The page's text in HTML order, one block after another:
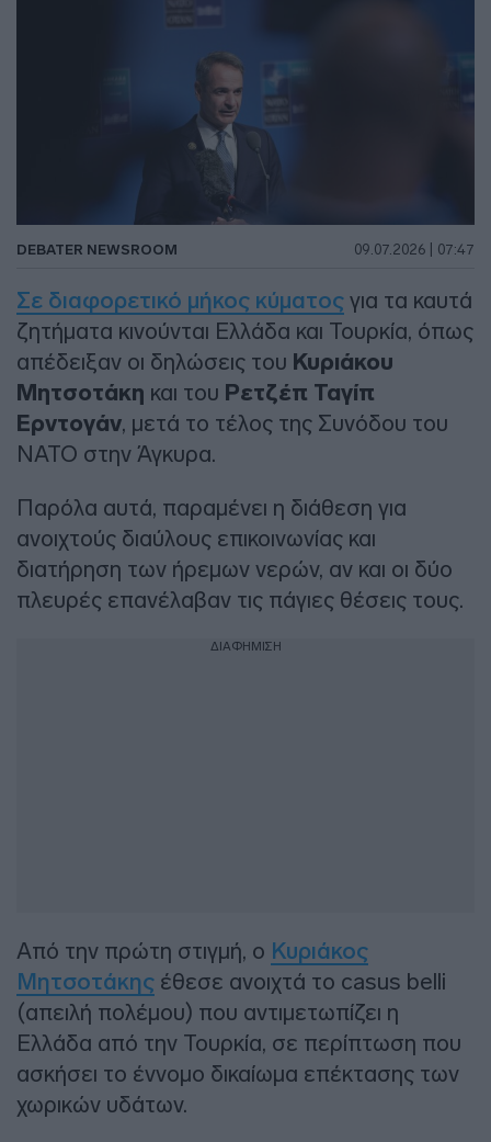
DEBATER NEWSROOM 09.07.2026 | 07:47
Σε διαφορετικό μήκος κύματος για τα καυτά
ζητήματα κινούνται Ελλάδα και Τουρκία, όπως
απέδειξαν οι δηλώσεις του Κυριάκου
Μητσοτάκη και του Ρετζέπ Ταγίπ
Ερντογάν, μετά το τέλος της Συνόδου του
ΝΑΤΟ στην Άγκυρα.
Παρόλα αυτά, παραμένει η διάθεση για
ανοιχτούς διαύλους επικοινωνίας και
διατήρηση των ήρεμων νερών, αν και οι δύο
πλευρές επανέλαβαν τις πάγιες θέσεις τους.
ΔΙΑΦΗΜΙΣΗ
Από την πρώτη στιγμή, ο Κυριάκος
Μητσοτάκης έθεσε ανοιχτά το casus belli
(απειλή πολέμου) που αντιμετωπίζει η
Ελλάδα από την Τουρκία, σε περίπτωση που
ασκήσει το έννομο δικαίωμα επέκτασης των
χωρικών υδάτων.